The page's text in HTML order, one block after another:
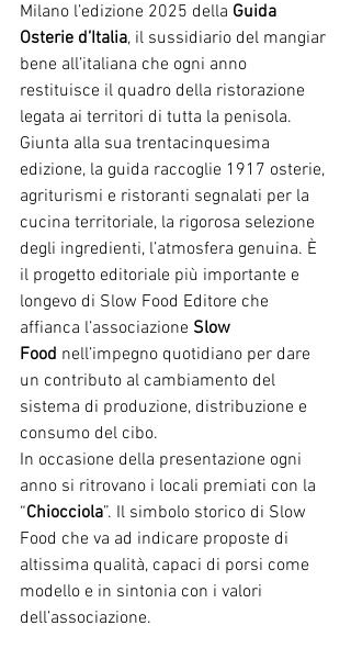
Milano l’edizione 2025 della Guida
Osterie d’Italia, il sussidiario del mangiar
bene all’italiana che ogni anno
restituisce il quadro della ristorazione
legata ai territori di tutta la penisola.
Giunta alla sua trentacinquesima
edizione, la guida raccoglie 1917 osterie,
agriturismi e ristoranti segnalati per la
cucina territoriale, la rigorosa selezione
degli ingredienti, l’atmosfera genuina. È
il progetto editoriale più importante e
longevo di Slow Food Editore che
affianca l’associazione Slow
Food nell’impegno quotidiano per dare
un contributo al cambiamento del
sistema di produzione, distribuzione e
consumo del cibo.
In occasione della presentazione ogni
anno si ritrovano i locali premiati con la
“Chiocciola”. Il simbolo storico di Slow
Food che va ad indicare proposte di
altissima qualità, capaci di porsi come
modello e in sintonia con i valori
dell’associazione.